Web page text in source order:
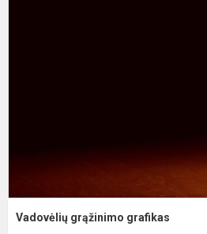
Vadovėlių grąžinimo grafikas